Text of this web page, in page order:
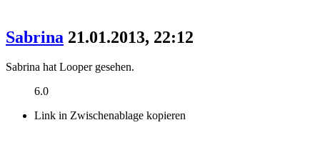
Sabrina 21.01.2013, 22:12
Sabrina hat Looper gesehen.
6.0
Link in Zwischenablage kopieren